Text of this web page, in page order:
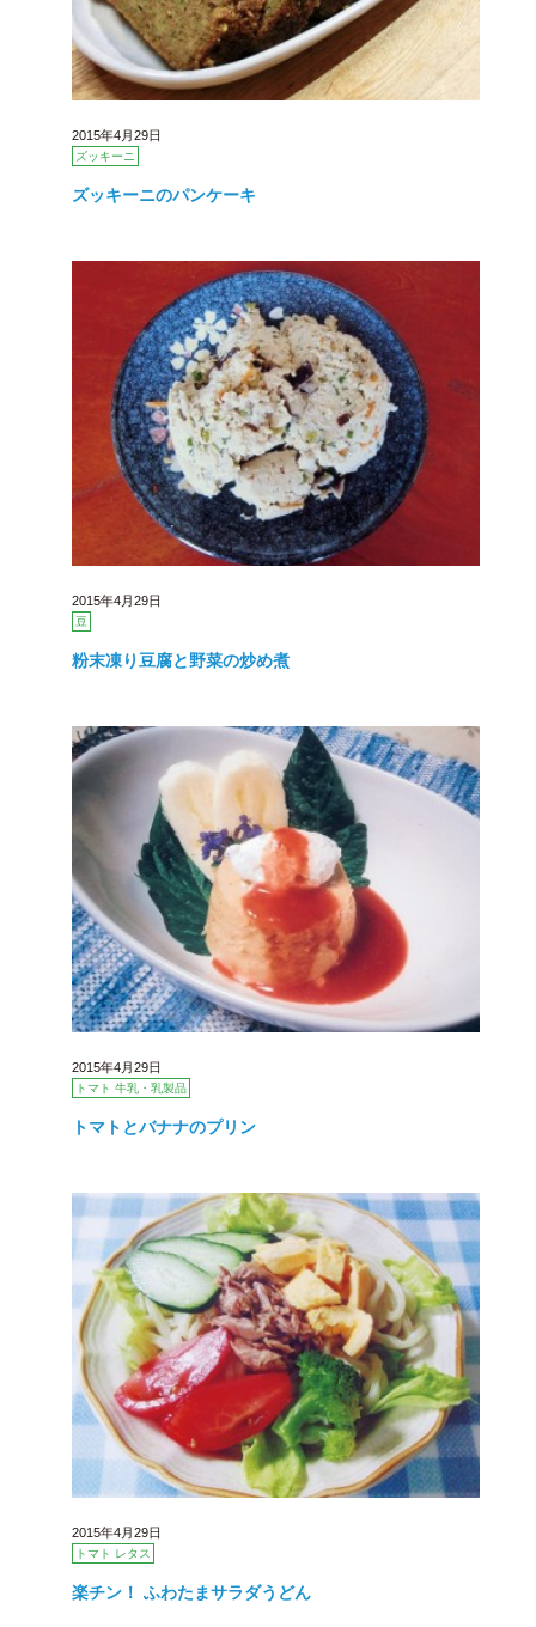
2015年4月29日
ズッキーニ
ズッキーニのパンケーキ
2015年4月29日
豆
粉末凍り豆腐と野菜の炒め煮
2015年4月29日
トマト 牛乳・乳製品
トマトとバナナのプリン
2015年4月29日
トマト レタス
楽チン！ ふわたまサラダうどん